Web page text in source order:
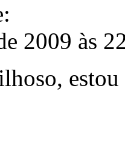
2009 às
estou